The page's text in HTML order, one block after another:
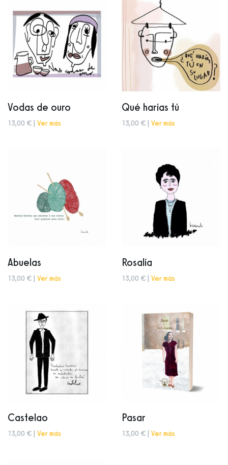
Vodas de ouro
13,00 € | Ver más
Qué harías tú
13,00 € | Ver más
Abuelas
13,00 € | Ver más
Rosalía
13,00 € | Ver más
Castelao
13,00 € | Ver más
Pasar
13,00 € | Ver más